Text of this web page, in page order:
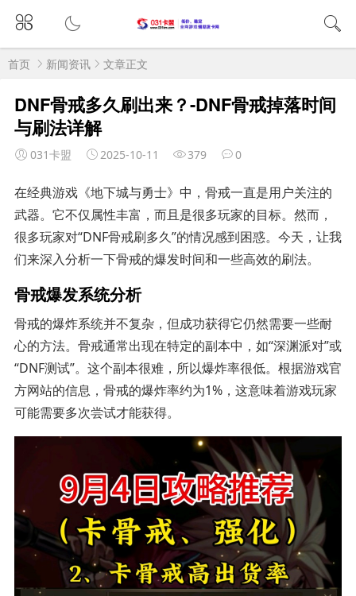
首页 新闻资讯 文章正文
DNF骨戒多久刷出来？-DNF骨戒掉落时间
与刷法详解
031卡盟 2025-10-11 379 0
在经典游戏《地下城与勇士》中，骨戒一直是用户关注的
武器。它不仅属性丰富，而且是很多玩家的目标。然而，
很多玩家对“DNF骨戒刷多久”的情况感到困惑。今天，让我
们来深入分析一下骨戒的爆发时间和一些高效的刷法。
骨戒爆发系统分析
骨戒的爆炸系统并不复杂，但成功获得它仍然需要一些耐
心的方法。骨戒通常出现在特定的副本中，如“深渊派对”或
“DNF测试”。这个副本很难，所以爆炸率很低。根据游戏官
方网站的信息，骨戒的爆炸率约为1%，这意味着游戏玩家
可能需要多次尝试才能获得。